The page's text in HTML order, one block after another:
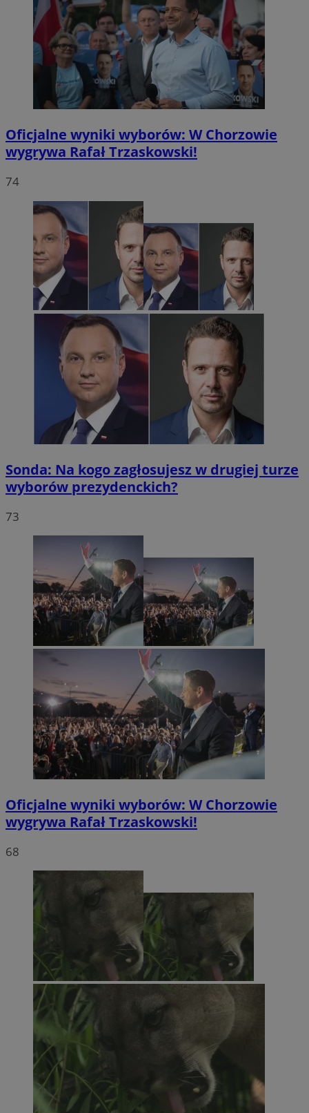
Oficjalne wyniki wyborów: W Chorzowie
wygrywa Rafał Trzaskowski!
74
Sonda: Na kogo zagłosujesz w drugiej turze
wyborów prezydenckich?
73
Oficjalne wyniki wyborów: W Chorzowie
wygrywa Rafał Trzaskowski!
68